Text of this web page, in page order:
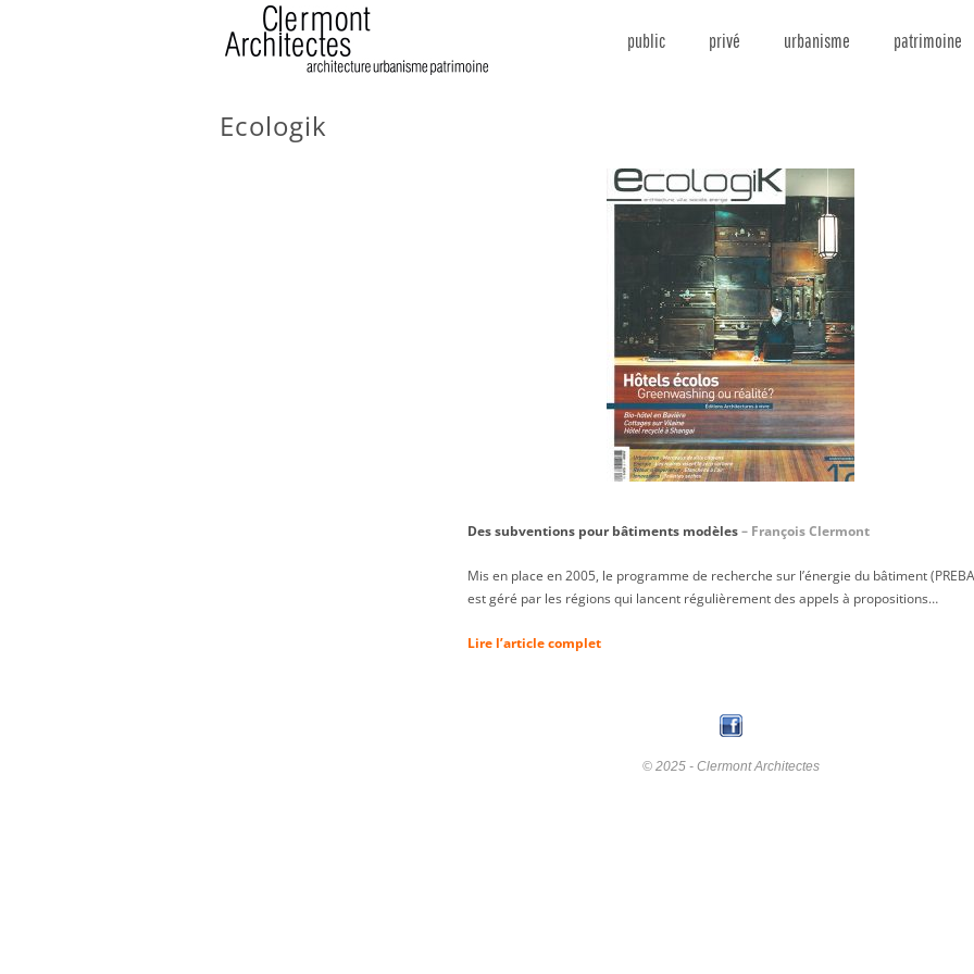
public privé urbanisme patrimoine
Ecologik
Des subventions pour bâtiments modèles– François Clermont
Mis en place en 2005, le programme de recherche sur l’énergie du bâtiment
est géré par les régions qui lancent régulièrement des appels à propositions…
Lire l’article complet
© 2025 - Clermont Architectes